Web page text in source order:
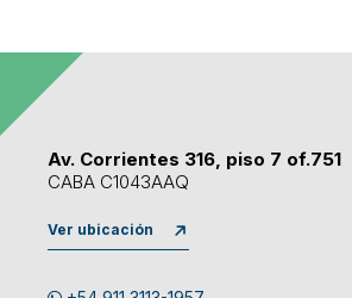
Av. Corrientes 316, piso 7 of.751
CABA C1043AAQ
Ver ubicación